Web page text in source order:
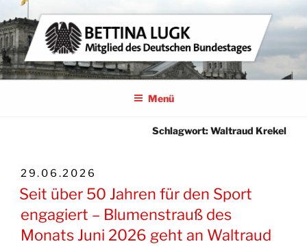
Zum
Inhalt
springen
BETTINA LUGK
MITGLIED DES DEUTSCHEN BUNDESTAGES
Menü
Schlagwort:Waltraud Krekel
VERÖFFENTLICHT
AM
29.06.2026
Seit über 50 Jahren für den Sport
engagiert – Blumenstrauß des
Monats Juni 2026 geht an Waltraud